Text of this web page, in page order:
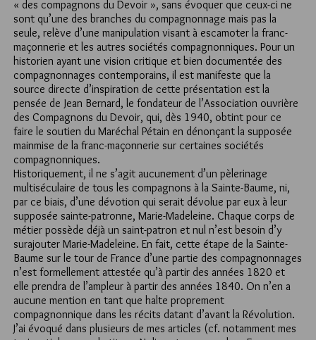
« des compagnons du Devoir », sans évoquer que ceux-ci ne
sont qu’une des branches du compagnonnage mais pas la
seule, relève d’une manipulation visant à escamoter la franc-
maçonnerie et les autres sociétés compagnonniques. Pour un
historien ayant une vision critique et bien documentée des
compagnonnages contemporains, il est manifeste que la
source directe d’inspiration de cette présentation est la
pensée de Jean Bernard, le fondateur de l’Association ouvrière
des Compagnons du Devoir, qui, dès 1940, obtint pour ce
faire le soutien du Maréchal Pétain en dénonçant la supposée
mainmise de la franc-maçonnerie sur certaines sociétés
compagnonniques.
Historiquement, il ne s’agit aucunement d’un pèlerinage
multiséculaire de tous les compagnons à la Sainte-Baume, ni,
par ce biais, d’une dévotion qui serait dévolue par eux à leur
supposée sainte-patronne, Marie-Madeleine. Chaque corps de
métier possède déjà un saint-patron et nul n’est besoin d’y
surajouter Marie-Madeleine. En fait, cette étape de la Sainte-
Baume sur le tour de France d’une partie des compagnonnages
n’est formellement attestée qu’à partir des années 1820 et
elle prendra de l’ampleur à partir des années 1840. On n’en a
aucune mention en tant que halte proprement
compagnonnique dans les récits datant d’avant la Révolution.
J’ai évoqué dans plusieurs de mes articles (cf. notamment mes